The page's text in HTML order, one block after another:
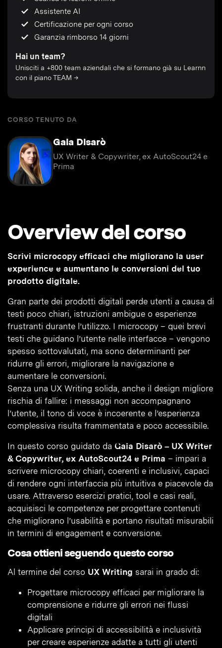
Assistente AI
Certificazione per ogni corso
Garanzia rimborso 14 giorni
Hai un team?
Unisciti a +800 team aziendali che si formano già su Learnn
con il piano TEAM →
CORSO TENUTO DA
Gaia Disarò
UX Writer & Copywriter, ex AutoScout24 e
Prima
Overview del corso
Scrivi microcopy efficaci che migliorano la user
experience e aumentano le conversioni del tuo
prodotto digitale.
Gran parte dei prodotti digitali perde utenti a causa di
testi poco chiari, istruzioni ambigue o esperienze
frustranti durante l’utilizzo. I microcopy – quei brevi
testi che guidano l’utente nelle interfacce – vengono
spesso sottovalutati, ma sono determinanti per
ridurre gli errori, migliorare la navigazione e
aumentare le conversioni.
Senza una UX Writing solida, anche il design migliore
rischia di fallire: i messaggi non accompagnano
l’utente, il tono di voce è incoerente e l’esperienza
complessiva risulta frammentata e poco accessibile.
In questo corso guidato da Gaia Disarò – UX Writer
& Copywriter, ex AutoScout24 e Prima – impari a
scrivere microcopy chiari, coerenti e inclusivi, capaci
di rendere ogni interfaccia più intuitiva e piacevole da
usare. Attraverso esercizi pratici, tool e casi reali,
acquisisci le competenze per progettare contenuti
che migliorano l’usabilità e portano risultati misurabili
in termini di engagement e conversione.
Cosa ottieni seguendo questo corso
Al termine del corso UX Writing sarai in grado di:
Progettare microcopy efficaci per migliorare la
comprensione e ridurre gli errori nei flussi
digitali
Applicare principi di accessibilità e inclusività
per creare esperienze adatte a tutti gli utenti